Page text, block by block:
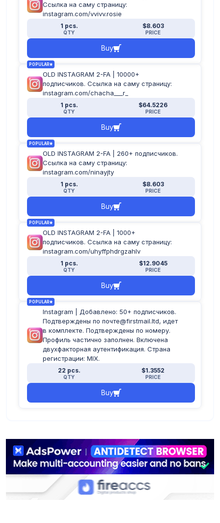
Ссылка на саму страницу:
instagram.com/vvivv.rosie
1 pcs.
QTY
$8.603
PRICE
Buy
POPULAR
OLD INSTAGRAM 2-FA | 10000+
подписчиков. Ссылка на саму страницу:
instagram.com/chacha___r_
1 pcs.
QTY
$64.5226
PRICE
Buy
POPULAR
OLD INSTAGRAM 2-FA | 260+ подписчиков.
Ссылка на саму страницу:
instagram.com/ninayjty
1 pcs.
QTY
$8.603
PRICE
Buy
POPULAR
OLD INSTAGRAM 2-FA | 1000+
подписчиков. Ссылка на саму страницу:
instagram.com/uhyffphdrgzahlv
1 pcs.
QTY
$12.9045
PRICE
Buy
POPULAR
Instagram | Добавлено: 50+ подписчиков.
Подтверждены по почте@firstmail.ltd, идет
в комплекте. Подтверждены по номеру.
Профиль частично заполнен. Включена
двухфакторная аутентификация. Страна
регистрации: MIX.
22 pcs.
QTY
$1.3552
PRICE
Buy